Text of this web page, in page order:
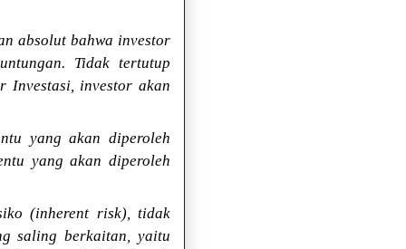
absolut bahwa investor
Tidak tertutup
Investasi, investor akan
yang akan diperoleh
yang akan diperoleh
(inherent risk), tidak
saling berkaitan, yaitu